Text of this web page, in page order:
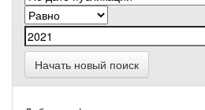
Начать новый поиск